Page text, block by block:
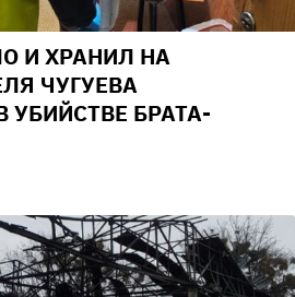
И ХРАНИЛ НА
ЧУГУЕВА
БРАТА-